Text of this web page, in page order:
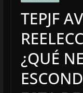
TEPJF
¿QUÉ